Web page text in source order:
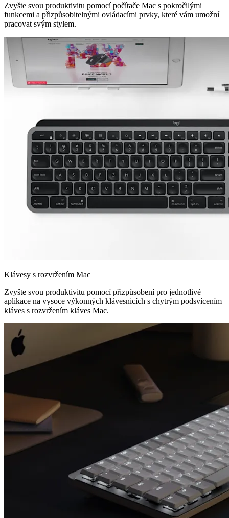
Zvyšte svou produktivitu pomocí počítače Mac s pokročilými
funkcemi a přizpůsobitelnými ovládacími prvky, které vám umožní
pracovat svým stylem.
Klávesy s rozvržením Mac
Zvyšte svou produktivitu pomocí přizpůsobení pro jednotlivé
aplikace na vysoce výkonných klávesnicích s chytrým podsvícením
kláves s rozvržením kláves Mac.